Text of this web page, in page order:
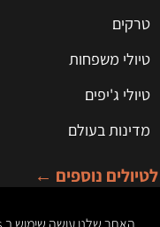
טרקים
טיולי משפחות
טיולי ג'יפים
מדינות בעולם
לטיולים נוספים ←